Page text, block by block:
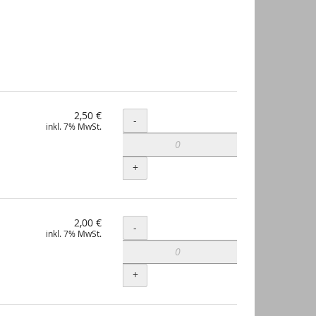
2,50 €
inkl. 7% MwSt. Menge
-
+
2,00 €
inkl. 7% MwSt. Menge
-
+